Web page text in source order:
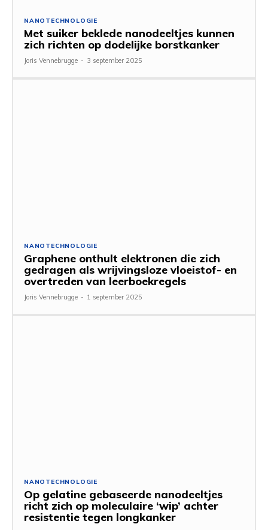
NANOTECHNOLOGIE
Met suiker beklede nanodeeltjes kunnen
zich richten op dodelijke borstkanker
Joris Vennebrugge - 3 september 2025
NANOTECHNOLOGIE
Graphene onthult elektronen die zich
gedragen als wrijvingsloze vloeistof- en
overtreden van leerboekregels
Joris Vennebrugge - 1 september 2025
NANOTECHNOLOGIE
Op gelatine gebaseerde nanodeeltjes
richt zich op moleculaire ‘wip’ achter
resistentie tegen longkanker